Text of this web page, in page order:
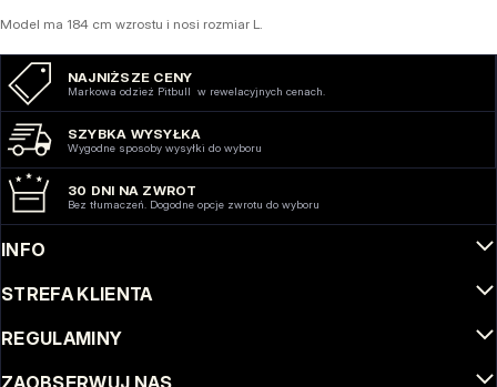
Model ma 184 cm wzrostu i nosi rozmiar L.
NAJNIŻSZE CENY
Markowa odzież Pitbull w rewelacyjnych cenach.
SZYBKA WYSYŁKA
Wygodne sposoby wysyłki do wyboru
30 DNI NA ZWROT
Bez tłumaczeń. Dogodne opcje zwrotu do wyboru
INFO
STREFA KLIENTA
REGULAMINY
ZAOBSERWUJ NAS